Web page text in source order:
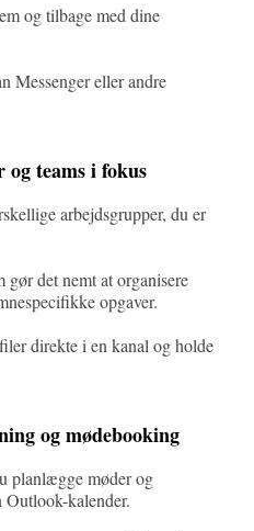
og tilbage med dine
Messenger eller andre
og teams i fokus
arbejdsgrupper, du er
gør det nemt at organisere
opgaver.
direkte i en kanal og holde
og mødebooking
planlægge møder og
Outlook-kalender.